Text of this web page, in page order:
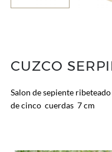
CUZCO
Salon de sepiente
de cinco cuerdas 7 cm